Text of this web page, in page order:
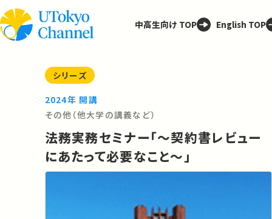
中高生向け TOP English TOP
シリーズ
2024年 開講
その他（他大学の講義など）
法務実務セミナー「～契約書レビュー
にあたって必要なこと～」